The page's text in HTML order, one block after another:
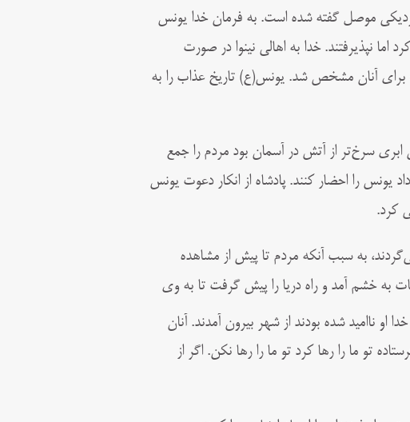
نینوا، شهری در نزدیکی موصل گفته شده است. به فرمان خدا یونس
نپذیرفتند. خدا به اهالی نینوا در صورت
برای آنان مشخص شد. یونس(ع) تاریخ عذاب را به
ابری سرخ‌تر از آتش در آسمان بود مردم را جمع
یونس را احضار کنند. پادشاه از انکار دعوت یونس
کرد.
به سبب آنکه مردم تا پیش از مشاهده
به خشم آمد و راه دریا را پیش گرفت تا به وی
او ناامید شده بودند از شهر بیرون آمدند. آنان
تو ما را رها کرد تو ما را رها نکن. اگر از